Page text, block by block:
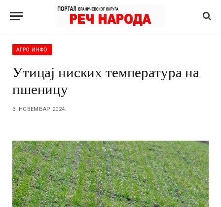
АГРО ИНФО
Утицај ниских температура на
пшеницу
3. НОВЕМБАР 2024.